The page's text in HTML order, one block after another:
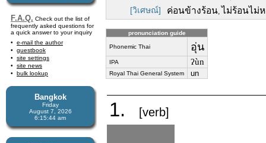
F.A.Q. Check out the list of
frequently asked questions for
a quick answer to your inquiry
e-mail the author
guestbook
site settings
site news
bulk lookup
Bangkok
Friday
August 7, 2026
6:15:45 am
[วิเศษณ์] ค่อนข้างร้อน, ไม่ร้อนไม่
pronunciation guide
Phonemic Thai อุ่น
IPA ʔùn
Royal Thai General System un
1. [verb]